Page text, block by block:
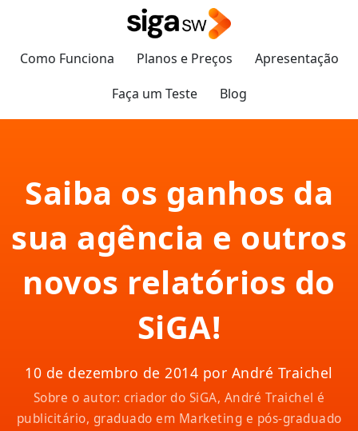
Como Funciona Planos e Preços
Apresentação
Faça um Teste
Blog
Saiba os ganhos da
sua agência e outros
novos relatórios do
SiGA!
10 de dezembro de 2014 por André Traichel
Sobre o autor: criador do SiGA, André Traichel é
publicitário, graduado em Marketing e pós-graduado